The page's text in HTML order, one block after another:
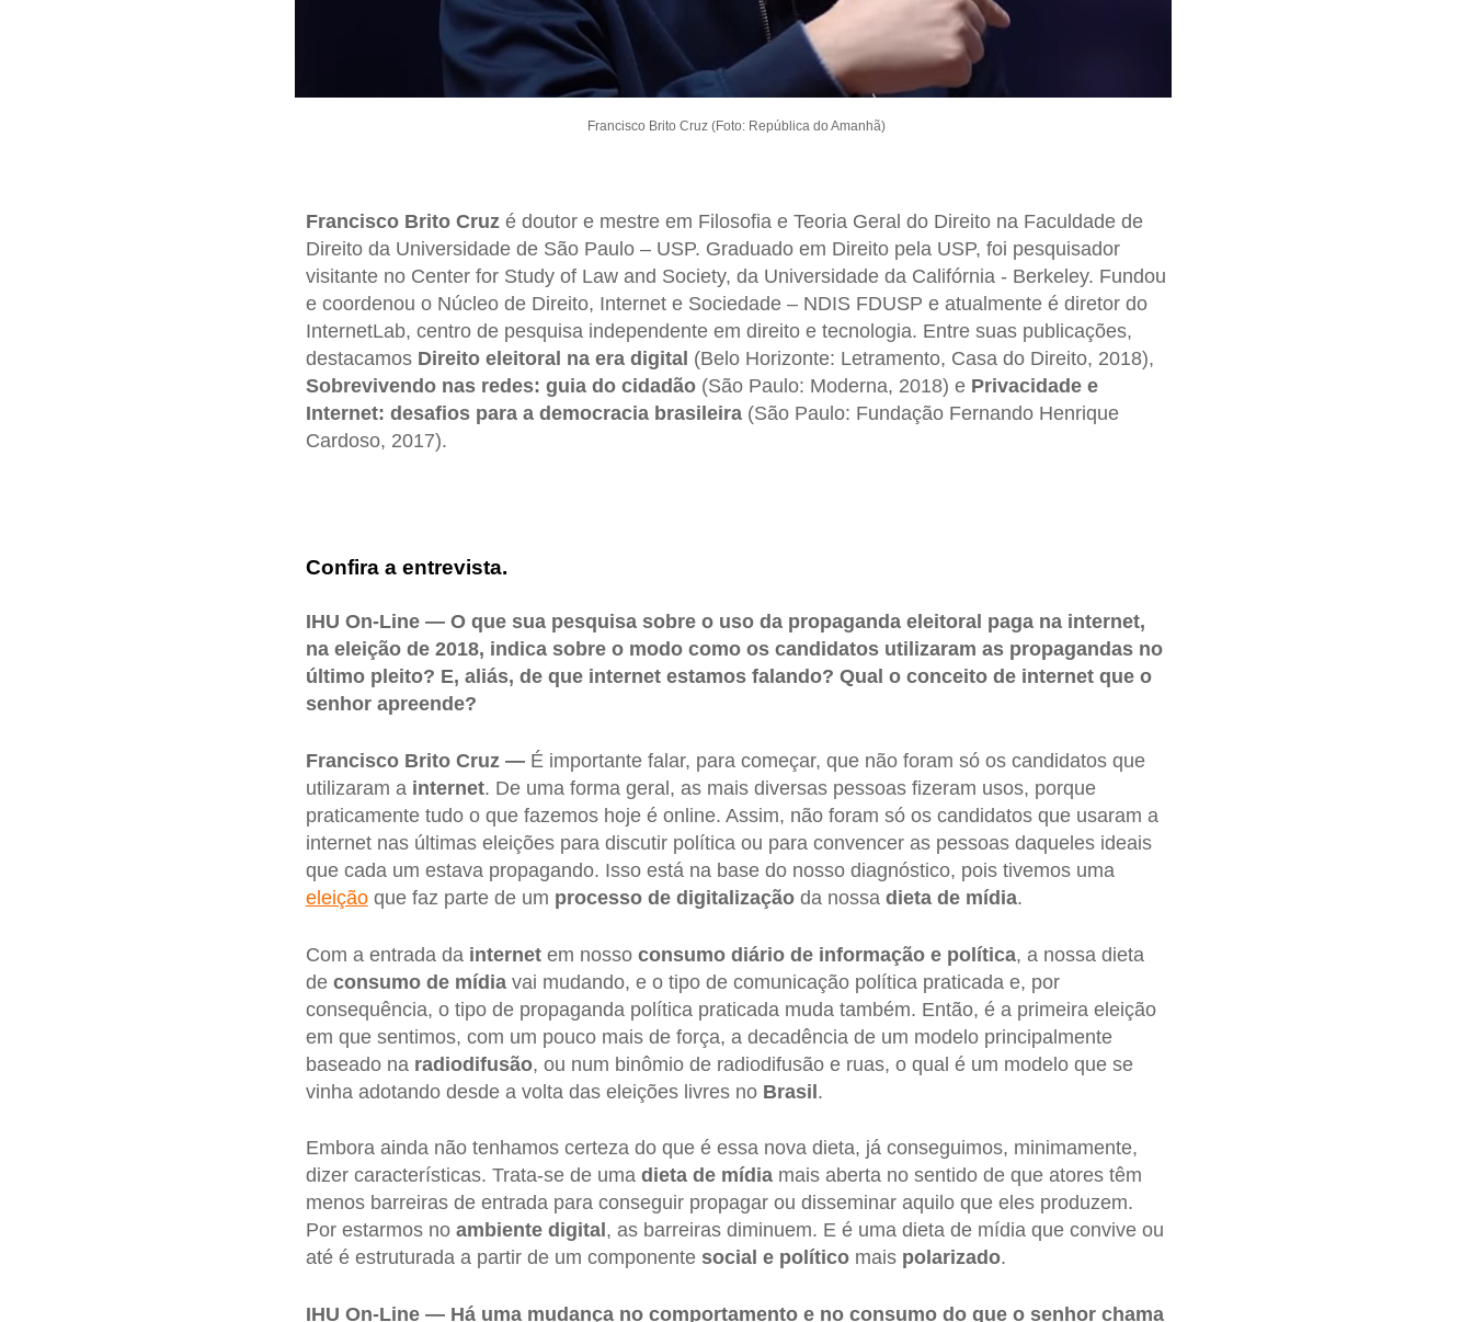
Francisco Brito Cruz (Foto: República do Amanhã)
Francisco Brito Cruzé doutor e mestre em Filosofia e Teoria Geral do Direito na Faculdade de
Direito da Universidade de São Paulo – USP. Graduado em Direito pela USP, foi pesquisador
visitante no Center for Study of Law and Society, da Universidade da Califórnia - Berkeley. Fundou
e coordenou o Núcleo de Direito, Internet e Sociedade – NDIS FDUSP e atualmente é diretor do
InternetLab, centro de pesquisa independente em direito e tecnologia. Entre suas publicações,
destacamos Direito eleitoral na era digital (Belo Horizonte: Letramento, Casa do Direito, 2018),
Sobrevivendo nas redes: guia do cidadão(São Paulo: Moderna, 2018) ePrivacidade e
Internet: desafios para a democracia brasileira(São Paulo: Fundação Fernando Henrique
Cardoso, 2017).
Confira a entrevista.
IHU On-Line — O que sua pesquisa sobre o uso da propaganda eleitoral paga na internet,
na eleição de 2018, indica sobre o modo como os candidatos utilizaram as propagandas no
último pleito? E, aliás, de que internet estamos falando? Qual o conceito de internet que o
senhor apreende?
Francisco Brito Cruz —É importante falar, para começar, que não foram só os candidatos que
utilizaram a internet. De uma forma geral, as mais diversas pessoas fizeram usos, porque
praticamente tudo o que fazemos hoje é online. Assim, não foram só os candidatos que usaram a
internet nas últimas eleições para discutir política ou para convencer as pessoas daqueles ideais
que cada um estava propagando. Isso está na base do nosso diagnóstico, pois tivemos uma
eleiçãoque faz parte de um processo de digitalizaçãoda nossa dieta de mídia.
Com a entrada da internetem nosso consumo diário de informação e política, a nossa dieta
de consumo de mídiavai mudando, e o tipo de comunicação política praticada e, por
consequência, o tipo de propaganda política praticada muda também. Então, é a primeira eleição
em que sentimos, com um pouco mais de força, a decadência de um modelo principalmente
baseado na radiodifusão, ou num binômio de radiodifusão e ruas, o qual é um modelo que se
vinha adotando desde a volta das eleições livres no Brasil.
Embora ainda não tenhamos certeza do que é essa nova dieta, já conseguimos, minimamente,
dizer características. Trata-se de uma dieta de mídiamais aberta no sentido de que atores têm
menos barreiras de entrada para conseguir propagar ou disseminar aquilo que eles produzem.
Por estarmos no ambiente digital , as barreiras diminuem. E é uma dieta de mídia que convive ou
até é estruturada a partir de um componentesocial e políticomais polarizado.
IHU On-Line — Há uma mudança no comportamento e no consumo do que o senhor chama